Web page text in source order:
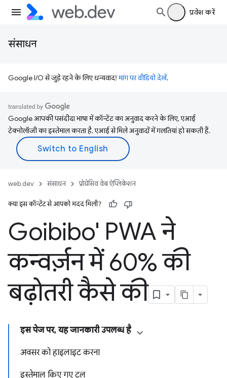
प्रवेश करें
संसाधन
Google I/O से जुड़े रहने के लिए धन्यवाद!मांग पर वीडियो देखें.
Google आपकी पसंदीदा भाषा में कॉन्टेंट का अनुवाद करने के लिए, एआई
टेक्नोलॉजी का इस्तेमाल करता है. एआई से मिले अनुवादों में गलतियां हो सकती हैं.
web.dev संसाधन प्रोग्रेसिव वेब ऐप्लिकेशन
क्या इस कॉन्टेंट से आपको मदद मिली?
Goibibo' PWA ने
कन्वर्ज़न में 60% की
बढ़ोतरी कैसे की
इस पेज पर, यह जानकारी उपलब्ध है
अवसर को हाइलाइट करना
इस्तेमाल किए गए टूल